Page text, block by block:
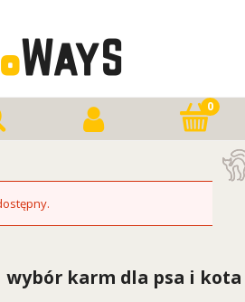
wybór karm dla psa i kota